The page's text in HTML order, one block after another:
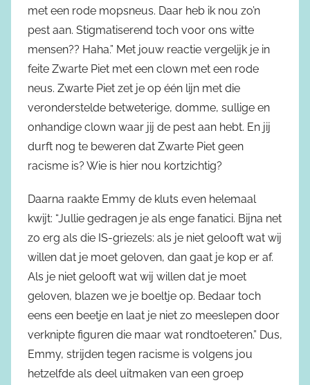
met een rode mopsneus. Daar heb ik nou zo’n
pest aan. Stigmatiserend toch voor ons witte
mensen?? Haha.” Met jouw reactie vergelijk je in
feite Zwarte Piet met een clown met een rode
neus. Zwarte Piet zet je op één lijn met die
veronderstelde betweterige, domme, sullige en
onhandige clown waar jij de pest aan hebt. En jij
durft nog te beweren dat Zwarte Piet geen
racisme is? Wie is hier nou kortzichtig?
Daarna raakte Emmy de kluts even helemaal
kwijt: “Jullie gedragen je als enge fanatici. Bijna net
zo erg als die IS-griezels: als je niet gelooft wat wij
willen dat je moet geloven, dan gaat je kop er af.
Als je niet gelooft wat wij willen dat je moet
geloven, blazen we je boeltje op. Bedaar toch
eens een beetje en laat je niet zo meeslepen door
verknipte figuren die maar wat rondtoeteren.” Dus,
Emmy, strijden tegen racisme is volgens jou
hetzelfde als deel uitmaken van een groep